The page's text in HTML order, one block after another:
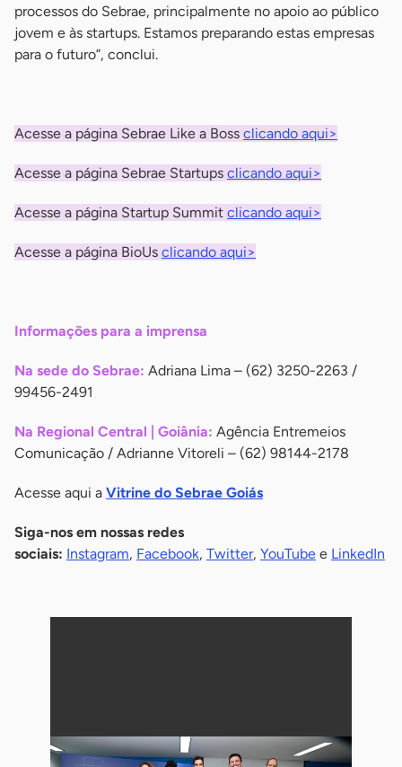
processos do Sebrae, principalmente no apoio ao público
jovem e às startups. Estamos preparando estas empresas
para o futuro”, conclui.
Acesse a página Sebrae Like a Boss clicando aqui>
Acesse a página Sebrae Startups clicando aqui>
Acesse a página Startup Summit clicando aqui>
Acesse a página BioUs clicando aqui>
Informações para a imprensa
Na sede do Sebrae: Adriana Lima – (62) 3250-2263 /
99456-2491
Na Regional Central | Goiânia: Agência Entremeios
Comunicação / Adrianne Vitoreli – (62) 98144-2178
Acesse aqui a Vitrine do Sebrae Goiás
Siga-nos em nossas redes
sociais: Instagram, Facebook, Twitter, YouTube e LinkedIn